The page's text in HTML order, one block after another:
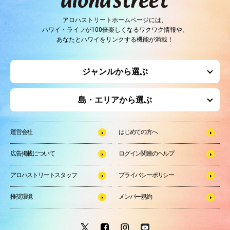
アロハストリートホームページには、
ハワイ・ライフが100倍楽しくなるワクワク情報や、
あなたとハワイをリンクする機能が満載！
ジャンルから選ぶ
島・エリアから選ぶ
運営会社 はじめての方へ
広告掲載について ログイン関連のヘルプ
アロハストリートスタッフ プライバシーポリシー
推奨環境 メンバー規約